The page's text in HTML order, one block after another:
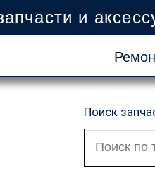
и
Поиск
Искать: